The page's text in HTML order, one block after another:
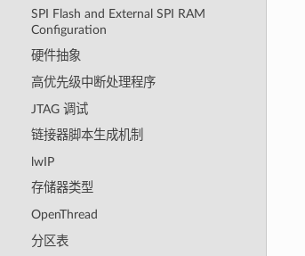
SPI Flash and External SPI RAM
Configuration
硬件抽象
高优先级中断处理程序
JTAG 调试
链接器脚本生成机制
lwIP
存储器类型
OpenThread
分区表